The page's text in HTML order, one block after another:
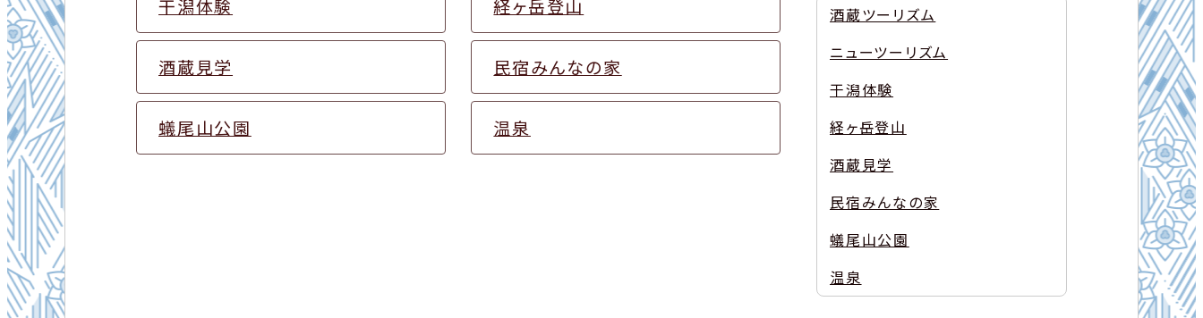
干潟体験 経ヶ岳登山
酒蔵見学 民宿みんなの家
蟻尾山公園 温泉
酒蔵ツーリズム
ニューツーリズム
干潟体験
経ヶ岳登山
酒蔵見学
民宿みんなの家
蟻尾山公園
温泉